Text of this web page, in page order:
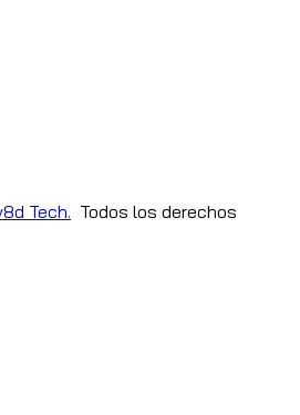
Tech. Todos los derechos